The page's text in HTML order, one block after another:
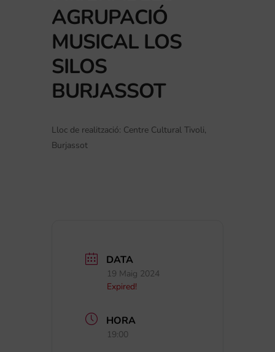
AGRUPACIÓ
MUSICAL LOS
SILOS
BURJASSOT
Lloc de realització: Centre Cultural Tivoli,
Burjassot
DATA
19 Maig 2024
Expired!
HORA
19:00